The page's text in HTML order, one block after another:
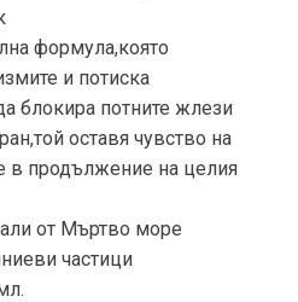
формула,която
и потиска
блокира потните жлези
оставя чувство на
в продължение на целия
от Мъртво море
частици